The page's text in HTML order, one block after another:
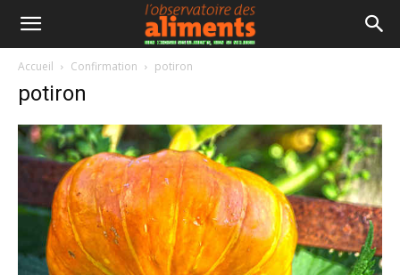
Accueil Confirmation potiron
potiron